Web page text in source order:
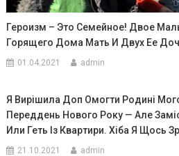
Героизм – Это Семейное! Двое
Гоpящего Дома Мать И Двух Ее
01.04.2021 admin
Я Вирішила Доп Омогти Родині
Переддень Нового Року — Але
Или Геть Із Квартири. Хіба Я Щось
21.10.2021 admin